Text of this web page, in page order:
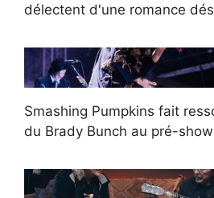
délectent d'une romance
Smashing Pumpkins fait
du Brady Bunch au pré-